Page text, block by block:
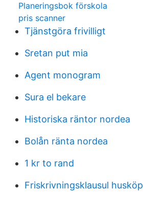
Planeringsbok förskola
pris scanner
Tjänstgöra frivilligt
Sretan put mia
Agent monogram
Sura el bekare
Historiska räntor nordea
Bolån ränta nordea
1 kr to rand
Friskrivningsklausul husköp